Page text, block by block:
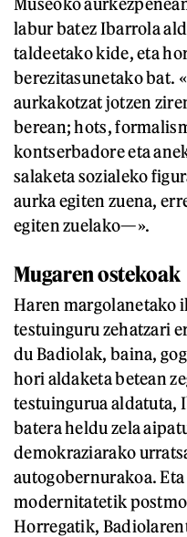
labur batez Ibarrola
taldeetako kide, eta
berezitasunetako bat.
aurkakotzat jotzen
berean; hots,
kontserbadore eta
salaketa sozialeko
aurka egiten zuena,
egiten zuelako—».
Mugaren ostekoak
Haren margolanetako
testuinguru zehatzari
du Badiolak, baina,
hori aldaketa betean
testuingurua aldatuta,
batera heldu zela
demokraziarako
autogobernurakoa.
modernitatetik
Horregatik,